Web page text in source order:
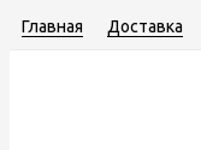
Главная Доставка